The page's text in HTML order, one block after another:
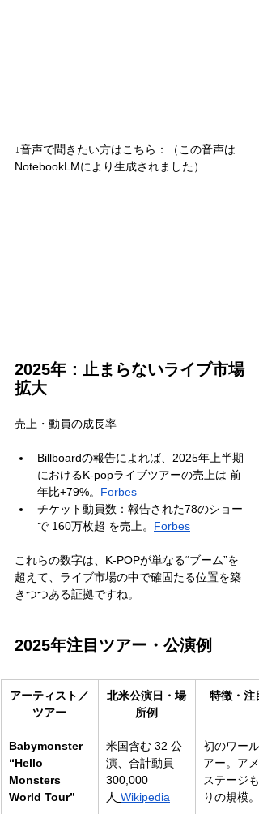
↓音声で聞きたい方はこちら：（この音声は
NotebookLMにより生成されました）
2025年：止まらないライブ市場
拡大
売上・動員の成長率
Billboardの報告によれば、2025年上半期
におけるK-popライブツアーの売上は 前
年比+79%。 Forbes
チケット動員数：報告された78のショー
で 160万枚超 を売上。 Forbes
これらの数字は、K-POPが単なる“ブーム”を
超えて、ライブ市場の中で確固たる位置を築
きつつある証拠ですね。
2025年注目ツアー・公演例
アーティスト／
ツアー
北米公演日・場
所例
特徴・注
Babymonster
“Hello
Monsters
World Tour”
米国含む 32 公
演、合計動員
300,000
人 Wikipedia
初のワール
アー。アメ
ステージも
りの規模。